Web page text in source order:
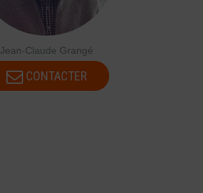
Jean-Claude Grangé
CONTACTER